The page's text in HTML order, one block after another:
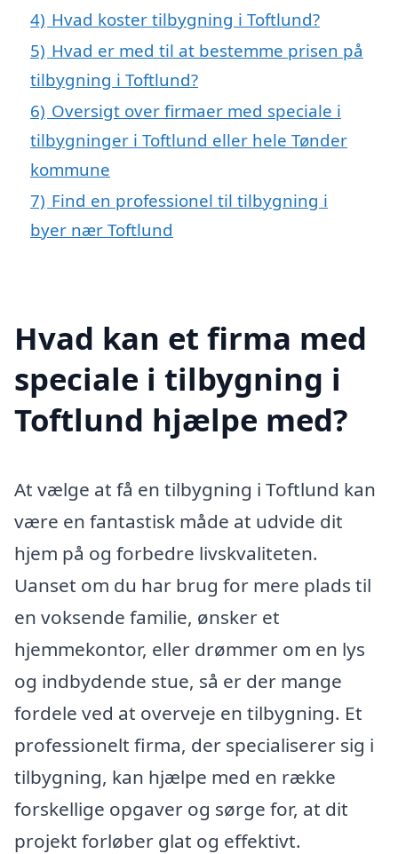
4) Hvad koster tilbygning i Toftlund?
5) Hvad er med til at bestemme prisen på
tilbygning i Toftlund?
6) Oversigt over firmaer med speciale i
tilbygninger i Toftlund eller hele Tønder
kommune
7) Find en professionel til tilbygning i
byer nær Toftlund
Hvad kan et firma med
speciale i tilbygning i
Toftlund hjælpe med?
At vælge at få en tilbygning i Toftlund kan
være en fantastisk måde at udvide dit
hjem på og forbedre livskvaliteten.
Uanset om du har brug for mere plads til
en voksende familie, ønsker et
hjemmekontor, eller drømmer om en lys
og indbydende stue, så er der mange
fordele ved at overveje en tilbygning. Et
professionelt firma, der specialiserer sig i
tilbygning, kan hjælpe med en række
forskellige opgaver og sørge for, at dit
projekt forløber glat og effektivt.